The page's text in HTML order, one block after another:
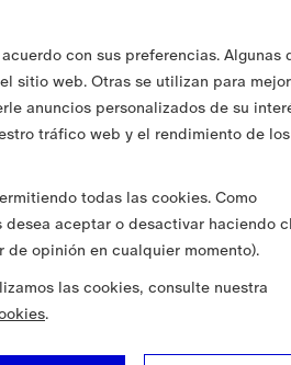
Polo en algodón
+24
Polo en algodón, 355,00 €
Corte distendido
con sus preferencias. Algunas
sitio web. Otras se utilizan para
anuncios personalizados de su
tráfico web y el rendimiento de los
todas las cookies. Como
aceptar o desactivar haciendo
de opinión en cualquier momento).
las cookies, consulte nuestra
.